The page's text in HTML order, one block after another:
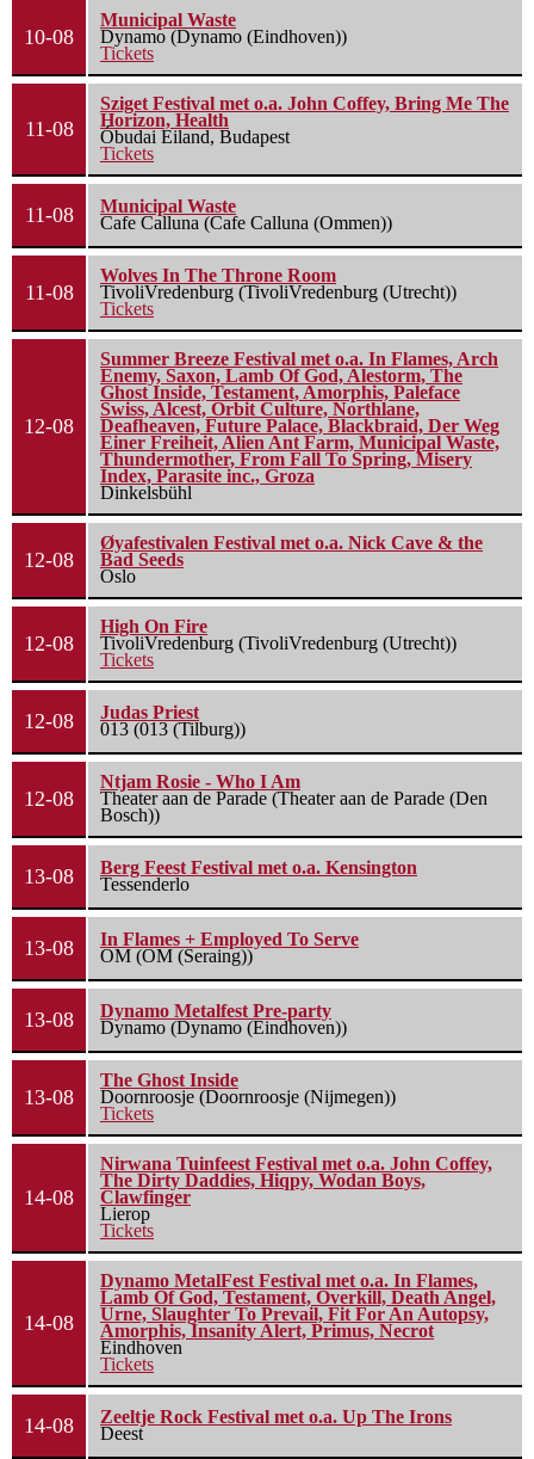
10-08
Municipal Waste
Dynamo (Dynamo (Eindhoven))
Tickets
11-08
Sziget Festival met o.a. John Coffey, Bring Me The
Horizon, Health
Óbudai Eiland, Budapest
Tickets
11-08
Municipal Waste
Cafe Calluna (Cafe Calluna (Ommen))
11-08
Wolves In The Throne Room
TivoliVredenburg (TivoliVredenburg (Utrecht))
Tickets
12-08
Summer Breeze Festival met o.a. In Flames, Arch
Enemy, Saxon, Lamb Of God, Alestorm, The
Ghost Inside, Testament, Amorphis, Paleface
Swiss, Alcest, Orbit Culture, Northlane,
Deafheaven, Future Palace, Blackbraid, Der Weg
Einer Freiheit, Alien Ant Farm, Municipal Waste,
Thundermother, From Fall To Spring, Misery
Index, Parasite inc., Groza
Dinkelsbühl
12-08
Øyafestivalen Festival met o.a. Nick Cave & the
Bad Seeds
Oslo
12-08
High On Fire
TivoliVredenburg (TivoliVredenburg (Utrecht))
Tickets
12-08
Judas Priest
013 (013 (Tilburg))
12-08
Ntjam Rosie - Who I Am
Theater aan de Parade (Theater aan de Parade (Den
Bosch))
13-08
Berg Feest Festival met o.a. Kensington
Tessenderlo
13-08
In Flames + Employed To Serve
OM (OM (Seraing))
13-08
Dynamo Metalfest Pre-party
Dynamo (Dynamo (Eindhoven))
13-08
The Ghost Inside
Doornroosje (Doornroosje (Nijmegen))
Tickets
14-08
Nirwana Tuinfeest Festival met o.a. John Coffey,
The Dirty Daddies, Hiqpy, Wodan Boys,
Clawfinger
Lierop
Tickets
14-08
Dynamo MetalFest Festival met o.a. In Flames,
Lamb Of God, Testament, Overkill, Death Angel,
Urne, Slaughter To Prevail, Fit For An Autopsy,
Amorphis, Insanity Alert, Primus, Necrot
Eindhoven
Tickets
14-08
Zeeltje Rock Festival met o.a. Up The Irons
Deest